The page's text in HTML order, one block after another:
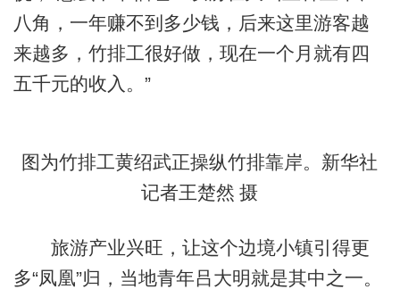
八角，一年赚不到多少钱，后来这里游客越
来越多，竹排工很好做，现在一个月就有四
五千元的收入。”
图为竹排工黄绍武正操纵竹排靠岸。新华社
记者王楚然 摄
旅游产业兴旺，让这个边境小镇引得更
多“凤凰”归，当地青年吕大明就是其中之一。